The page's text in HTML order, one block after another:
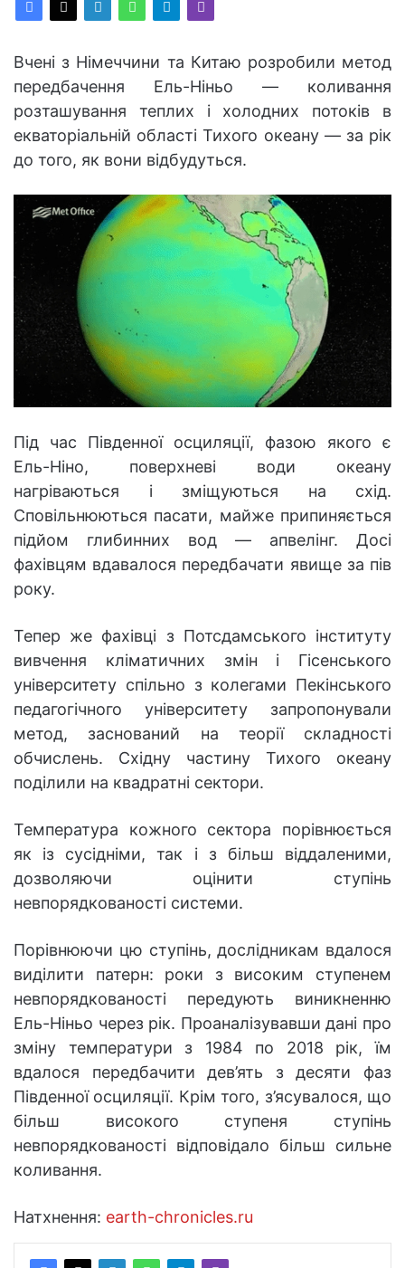
Вчені з Німеччини та Китаю розробили метод
передбачення Ель-Ніньо — коливання
розташування теплих і холодних потоків в
екваторіальній області Тихого океану — за рік
до того, як вони відбудуться.
Під час Південної осциляції, фазою якого є
Ель-Ніно, поверхневі води океану
нагріваються і зміщуються на схід.
Сповільнюються пасати, майже припиняється
підйом глибинних вод — апвелінг. Досі
фахівцям вдавалося передбачати явище за пів
року.
Тепер же фахівці з Потсдамського інституту
вивчення кліматичних змін і Гісенського
університету спільно з колегами Пекінського
педагогічного університету запропонували
метод, заснований на теорії складності
обчислень. Східну частину Тихого океану
поділили на квадратні сектори.
Температура кожного сектора порівнюється
як із сусідніми, так і з більш віддаленими,
дозволяючи оцінити ступінь
невпорядкованості системи.
Порівнюючи цю ступінь, дослідникам вдалося
виділити патерн: роки з високим ступенем
невпорядкованості передують виникненню
Ель-Ніньо через рік. Проаналізувавши дані про
зміну температури з 1984 по 2018 рік, їм
вдалося передбачити дев’ять з десяти фаз
Південної осциляції. Крім того, з’ясувалося, що
більш високого ступеня ступінь
невпорядкованості відповідало більш сильне
коливання.
Натхнення: earth-chronicles.ru